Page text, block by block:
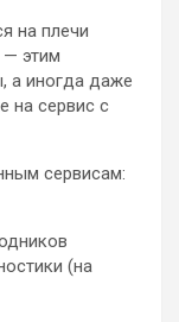
на плечи
— этим
а иногда даже
на сервис с
сервисам:
(на